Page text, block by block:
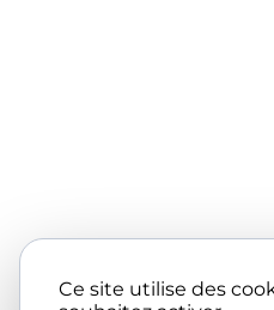
Ce site utilise des